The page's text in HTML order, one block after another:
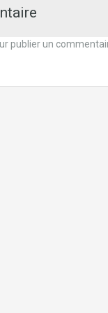
publier un